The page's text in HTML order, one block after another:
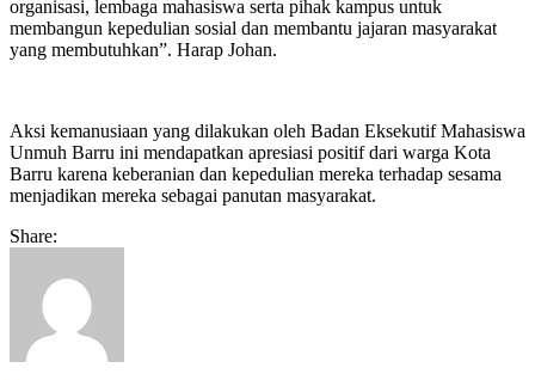
organisasi, lembaga mahasiswa serta pihak kampus untuk
membangun kepedulian sosial dan membantu jajaran masyarakat
yang membutuhkan”. Harap Johan.
Aksi kemanusiaan yang dilakukan oleh Badan Eksekutif Mahasiswa
Unmuh Barru ini mendapatkan apresiasi positif dari warga Kota
Barru karena keberanian dan kepedulian mereka terhadap sesama
menjadikan mereka sebagai panutan masyarakat.
Share: